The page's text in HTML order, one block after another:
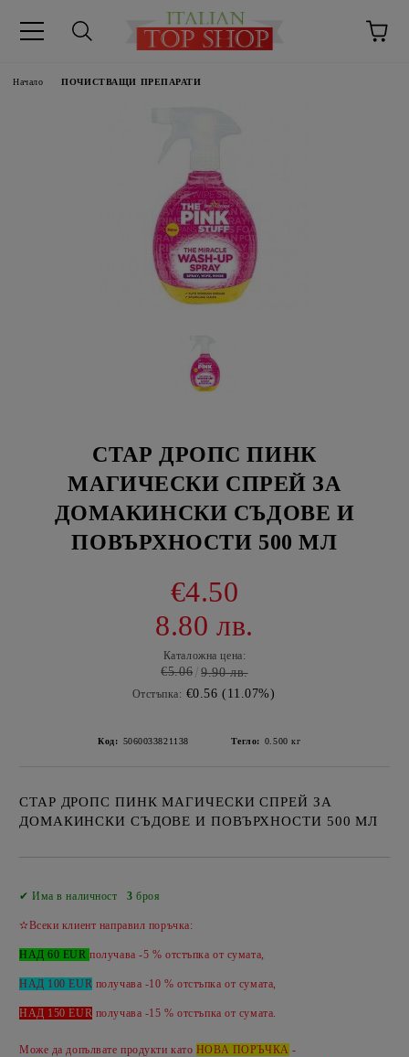
Начало ПОЧИСТВАЩИ ПРЕПАРАТИ
СТАР ДРОПС ПИНК
МАГИЧЕСКИ СПРЕЙ ЗА
ДОМАКИНСКИ СЪДОВЕ И
ПОВЪРХНОСТИ 500 МЛ
€4.50
8.80 лв.
Каталожна цена:
€5.06 9.90 лв.
Отстъпка: €0.56 (11.07%)
Код: 5060033821138 Тегло: 0.500 кг
СТАР ДРОПС ПИНК МАГИЧЕСКИ СПРЕЙ ЗА
ДОМАКИНСКИ СЪДОВЕ И ПОВЪРХНОСТИ 500 МЛ
✔ Има в наличност3 броя
✫Всеки клиент направил поръчка:
НАД 60 EURполучава -5 % отстъпка от сумата,
НАД 100 EUR получава -10 % отстъпка от сумата,
НАД 150 EUR получава -15 %отстъпка от сумата.
Може да допълвате продукти като НОВА ПОРЪЧКА -